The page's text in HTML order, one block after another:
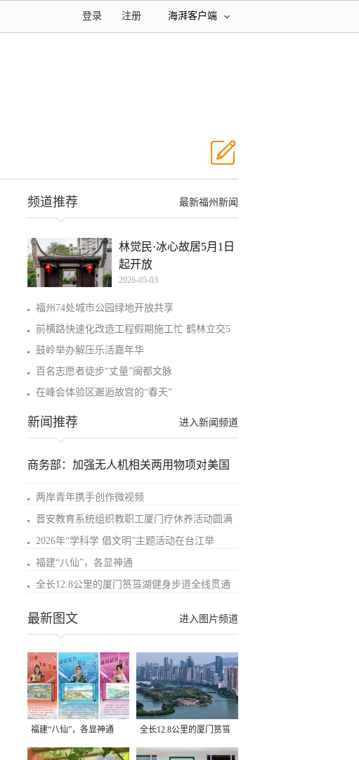
海湃客户端
注册
登录
最新福州新闻
频道推荐
林觉民·冰心故居5月1日
起开放
2026-05-03
福州74处城市公园绿地开放共享
前横路快速化改造工程假期施工忙 鹤林立交5
鼓岭举办解压乐活嘉年华
百名志愿者徒步“丈量”闽都文脉
在峰会体验区邂逅故宫的“春天”
进入新闻频道
新闻推荐
商务部：加强无人机相关两用物项对美国
两岸青年携手创作微视频
晋安教育系统组织教职工厦门疗休养活动圆满
2026年“学科学 倡文明”主题活动在台江举
福建“八仙”，各显神通
全长12.8公里的厦门筼筜湖健身步道全线贯通
进入图片频道
最新图文
福建“八仙”，各显神通 全长12.8公里的厦门筼筜
湖健身步道全线贯通